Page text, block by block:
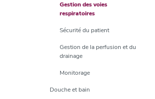
Gestion des voies
respiratoires
Sécurité du patient
Gestion de la perfusion et du
drainage
Monitorage
Douche et bain